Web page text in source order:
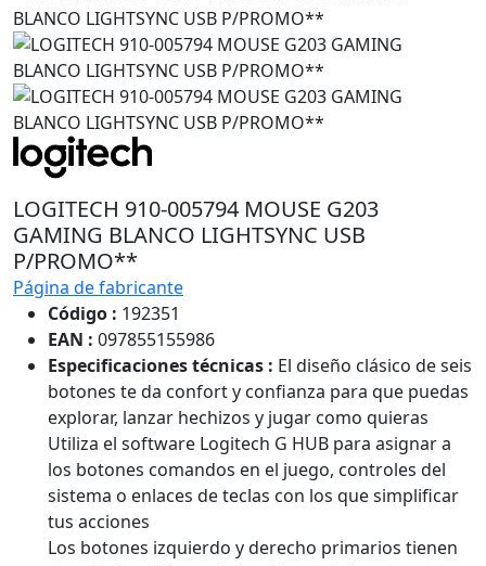
LOGITECH 910-005794 MOUSE G203
GAMING BLANCO LIGHTSYNC USB
P/PROMO**
Página de fabricante
Código : 192351
EAN : 097855155986
Especificaciones técnicas : El diseño clásico de seis
botones te da confort y confianza para que puedas
explorar, lanzar hechizos y jugar como quieras
Utiliza el software Logitech G HUB para asignar a
los botones comandos en el juego, controles del
sistema o enlaces de teclas con los que simplificar
tus acciones
Los botones izquierdo y derecho primarios tienen